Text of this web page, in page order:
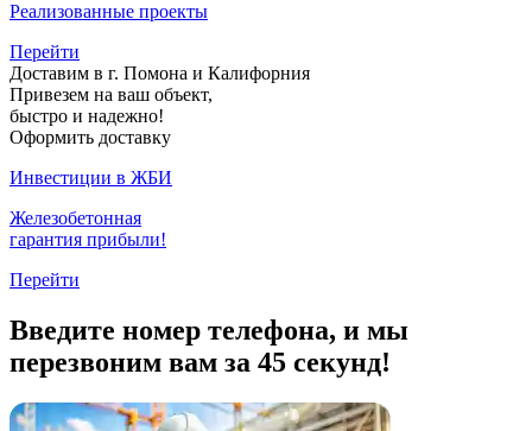
Реализованные проекты
Перейти
Доставим в г. Помона и Калифорния
Привезем на ваш объект,
быстро и надежно!
Оформить доставку
Инвестиции в ЖБИ
Железобетонная
гарантия прибыли!
Перейти
Введите номер телефона, и мы
перезвоним вам за 45 секунд!